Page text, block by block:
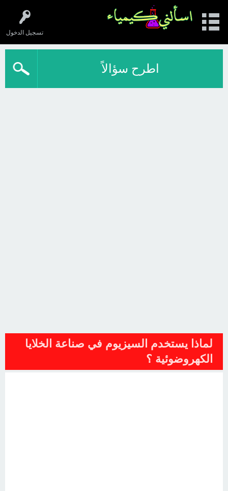
تسجيل الدخول
اطرح سؤالاً
لماذا يستخدم السيزيوم في صناعة الخلايا
الكهروضوئية ؟